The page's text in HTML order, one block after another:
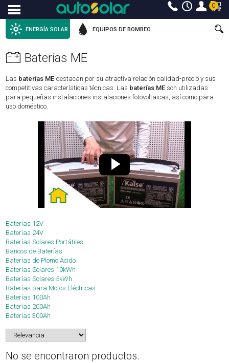
Menu 0
ENERGÍA SOLAR EQUIPOS DE BOMBEO
Baterías ME
Las baterías ME destacan por su atractiva relación calidad-precio y sus
competitivas características técnicas. Las baterías ME son utilizadas
para pequeñas instalaciones instalaciones fotovoltaicas, así como para
uso doméstico.
Baterías 12V
Baterías 24V
Baterías Solares Portátiles
Bancos de Baterías
Baterías de Plomo Ácido
Baterías Solares 10kWh
Baterías Solares 5kWh
Baterías para Motos Eléctricas
Baterías 100Ah
Baterías 200Ah
Baterías 300Ah
No se encontraron productos.